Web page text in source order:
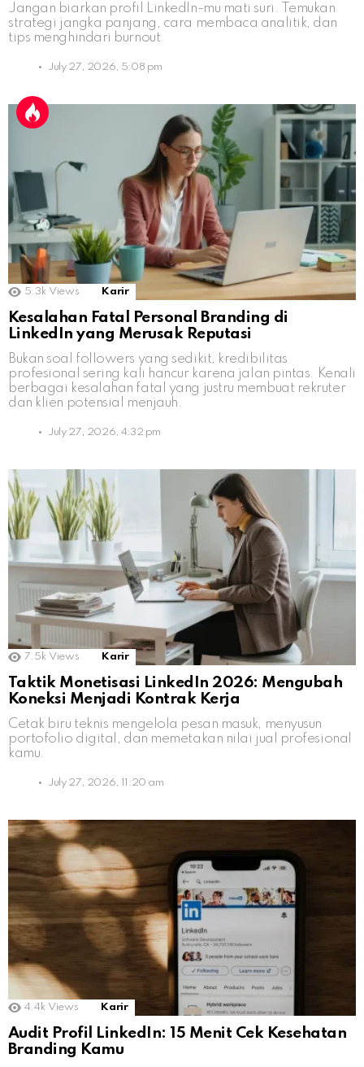
Jangan biarkan profil LinkedIn-mu mati suri. Temukan
strategi jangka panjang, cara membaca analitik, dan
tips menghindari burnout.
July 27, 2026, 5:08 pm
5.3k Views Karir
Kesalahan Fatal Personal Branding di
LinkedIn yang Merusak Reputasi
Bukan soal followers yang sedikit, kredibilitas
profesional sering kali hancur karena jalan pintas. Kenali
berbagai kesalahan fatal yang justru membuat rekruter
dan klien potensial menjauh.
July 27, 2026, 4:32 pm
7.5k Views Karir
Taktik Monetisasi LinkedIn 2026: Mengubah
Koneksi Menjadi Kontrak Kerja
Cetak biru teknis mengelola pesan masuk, menyusun
portofolio digital, dan memetakan nilai jual profesional
kamu.
July 27, 2026, 11:20 am
4.4k Views Karir
Audit Profil LinkedIn: 15 Menit Cek Kesehatan
Branding Kamu